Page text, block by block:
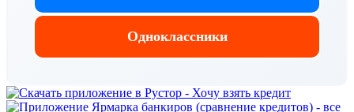
Одноклассники